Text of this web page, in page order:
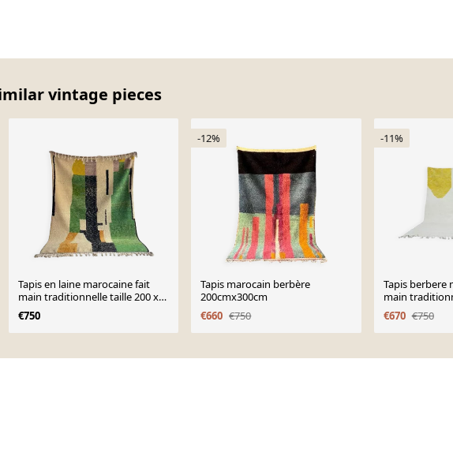
vintage pieces
Tapis en laine marocaine fait
main traditionnelle taille 200 x
300 cm
€750
-12%
Tapis marocain berbère
200cmx300cm
€660 €750
-11%
Tapis berbere
main
€670 €750